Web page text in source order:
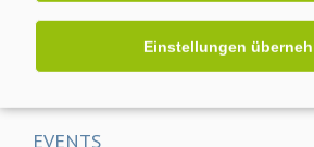
Einstellungen
Auf dem Weg zur RLM-Integration:
Industriemessungen ins Smart Meter
EVENTS